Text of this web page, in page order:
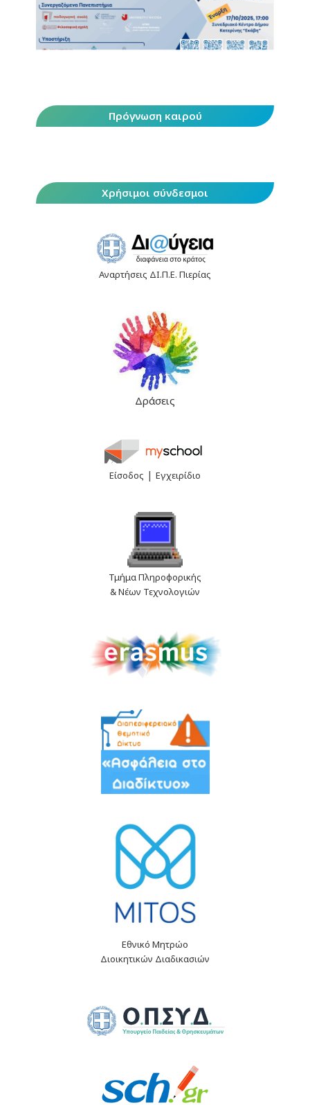
Πρόγνωση καιρού
Χρήσιμοι σύνδεσμοι
Αναρτήσεις ΔΙ.Π.Ε. Πιερίας
Δράσεις
Είσοδος | Εγχειρίδιο
Τμήμα Πληροφορικής
& Νέων Τεχνολογιών
Εθνικό Μητρώο
Διοικητικών Διαδικασιών